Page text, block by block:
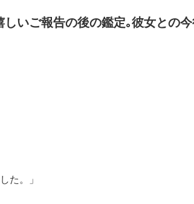
いご報告の後の鑑定｡彼女との
た。」